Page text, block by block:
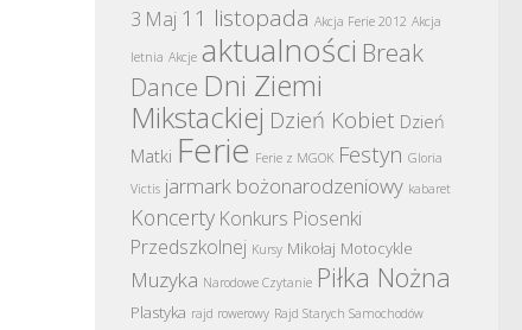
3 Maj 11 listopada Akcja Ferie 2012 Akcja
letnia Akcje aktualności Break
Dance Dni Ziemi
Mikstackiej Dzień Kobiet Dzień
Matki Ferie Ferie z MGOK Festyn Gloria
Victis jarmark bożonarodzeniowy kabaret
Koncerty Konkurs Piosenki
Przedszkolnej Kursy Mikołaj Motocykle
Muzyka Narodowe Czytanie Piłka Nożna
Plastyka rajd rowerowy Rajd Starych Samochodów